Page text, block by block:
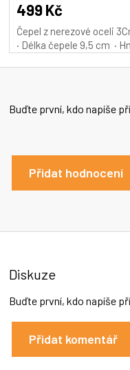
499 Kč
Čepel z nerezové oceli
· Délka čepele 9,5 cm ·
Buďte první, kdo napíše
Přidat hodnocení
Diskuze
Buďte první, kdo napíše
Přidat komentář